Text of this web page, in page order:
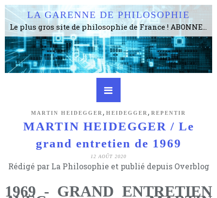
LA GARENNE DE PHILOSOPHIE
Le plus gros site de philosophie de France ! ABONNEZ-VOUS ! 4115 Articles, 1634 abonné·e·s, depuis 2006 . . . . . . . . 2 852 214 pages vues jusqu'à présent. Prestance et être apte à un plus grand nombre de choses.
MARTIN HEIDEGGER , HEIDEGGER , REPENTIR
MARTIN HEIDEGGER / Le
grand entretien de 1969
12 AOÛT 2020
Rédigé par La Philosophie et publié depuis Overblog
1969 - GRAND ENTRETIEN